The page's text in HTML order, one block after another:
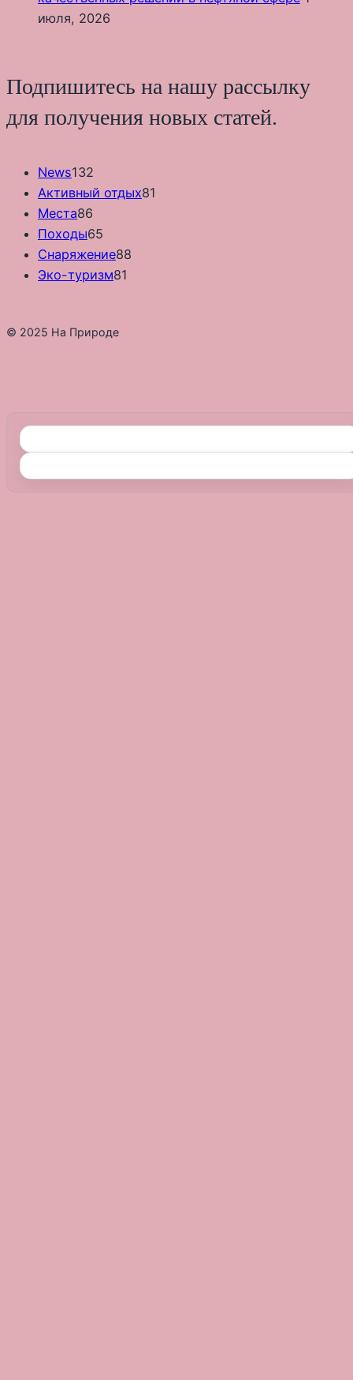
июля, 2026
Подпишитесь на нашу рассылку
для получения новых статей.
News132
Активный отдых81
Места86
Походы65
Снаряжение88
Эко-туризм81
© 2025 На Природе